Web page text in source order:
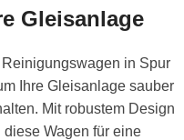
Gleisanlage
in Spur
Ihre Gleisanlage sauber
Mit robustem Design
Wagen für eine